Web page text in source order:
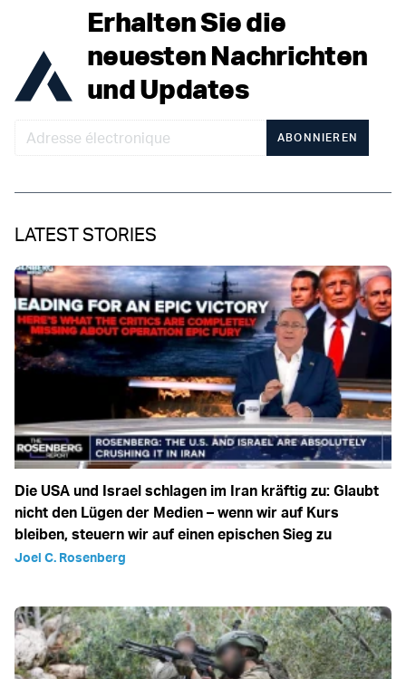
Erhalten Sie die
neuesten Nachrichten
und Updates
ABONNIEREN
LATEST STORIES
Die USA und Israel schlagen im Iran kräftig zu: Glaubt
nicht den Lügen der Medien – wenn wir auf Kurs
bleiben, steuern wir auf einen epischen Sieg zu
Joel C. Rosenberg